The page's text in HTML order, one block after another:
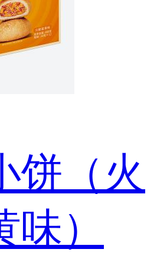
饼（火
）